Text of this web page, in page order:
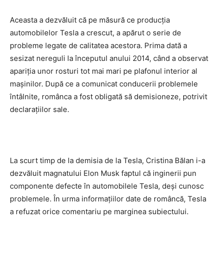
Aceasta a dezvăluit că pe măsură ce producția
automobilelor Tesla a crescut, a apărut o serie de
probleme legate de calitatea acestora. Prima dată a
sesizat nereguli la începutul anului 2014, când a observat
apariția unor rosturi tot mai mari pe plafonul interior al
mașinilor. După ce a comunicat conducerii problemele
întâlnite, românca a fost obligată să demisioneze, potrivit
declarațiilor sale.
La scurt timp de la demisia de la Tesla, Cristina Bălan i-a
dezvăluit magnatului Elon Musk faptul că inginerii pun
componente defecte în automobilele Tesla, deși cunosc
problemele. În urma informațiilor date de româncă, Tesla
a refuzat orice comentariu pe marginea subiectului.